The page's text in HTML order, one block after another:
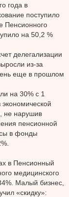
года в
поступило
Пенсионного
на 50,2 %
делегализации
из-за
еще в прошлом
на 30% с 1
не нарушив
пенсионной
в фонды
в Пенсионный
медицинского
Малый бизнес,
«скидку»: